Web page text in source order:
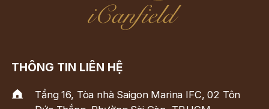
THÔNG TIN LIÊN HỆ
Tầng 16, Tòa nhà Saigon Marina IFC, 02 Tôn